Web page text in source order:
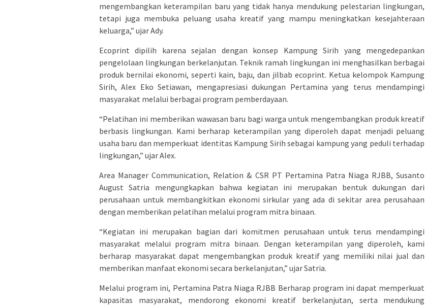
mengembangkan keterampilan baru yang tidak hanya mendukung pelestarian lingkungan,
tetapi juga membuka peluang usaha kreatif yang mampu meningkatkan kesejahteraan
keluarga,” ujar Ady.
Ecoprint dipilih karena sejalan dengan konsep Kampung Sirih yang mengedepankan
pengelolaan lingkungan berkelanjutan. Teknik ramah lingkungan ini menghasilkan berbagai
produk bernilai ekonomi, seperti kain, baju, dan jilbab ecoprint. Ketua kelompok Kampung
Sirih, Alex Eko Setiawan, mengapresiasi dukungan Pertamina yang terus mendampingi
masyarakat melalui berbagai program pemberdayaan.
“Pelatihan ini memberikan wawasan baru bagi warga untuk mengembangkan produk kreatif
berbasis lingkungan. Kami berharap keterampilan yang diperoleh dapat menjadi peluang
usaha baru dan memperkuat identitas Kampung Sirih sebagai kampung yang peduli terhadap
lingkungan,” ujar Alex.
Area Manager Communication, Relation & CSR PT Pertamina Patra Niaga RJBB, Susanto
August Satria mengungkapkan bahwa kegiatan ini merupakan bentuk dukungan dari
perusahaan untuk membangkitkan ekonomi sirkular yang ada di sekitar area perusahaan
dengan memberikan pelatihan melalui program mitra binaan.
“Kegiatan ini merupakan bagian dari komitmen perusahaan untuk terus mendampingi
masyarakat melalui program mitra binaan. Dengan keterampilan yang diperoleh, kami
berharap masyarakat dapat mengembangkan produk kreatif yang memiliki nilai jual dan
memberikan manfaat ekonomi secara berkelanjutan,” ujar Satria.
Melalui program ini, Pertamina Patra Niaga RJBB Berharap program ini dapat memperkuat
kapasitas masyarakat, mendorong ekonomi kreatif berkelanjutan, serta mendukung